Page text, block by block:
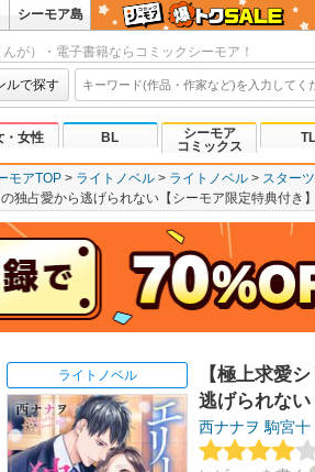
シーモア島
が）・電子書籍ならコミックシーモア！
ルで探す
・女性 BL
シーモア
コミックス
TL
モアTOP ライトノベル ライトノベル スター
独占愛から逃げられない【シーモア限定特典付き】
ライトノベル
【極上求愛
逃げられない
西ナナヲ 駒宮十